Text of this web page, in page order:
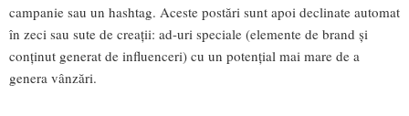
campanie sau un hashtag. Aceste postări sunt apoi declinate automat
în zeci sau sute de creații: ad-uri speciale (elemente de brand și
conținut generat de influenceri) cu un potențial mai mare de a
genera vânzări.